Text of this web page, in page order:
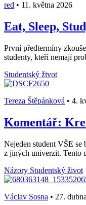
red • 11. května 2026
Eat, Sleep,
První předtermíny
studenty, kteří nemají
Studentský život
Tereza Štěpánková • 4.
Komentář:
Nejeden student VŠE se
z jiných univerzit. Tento
Názory Studentský život
Václav Sosna • 27.